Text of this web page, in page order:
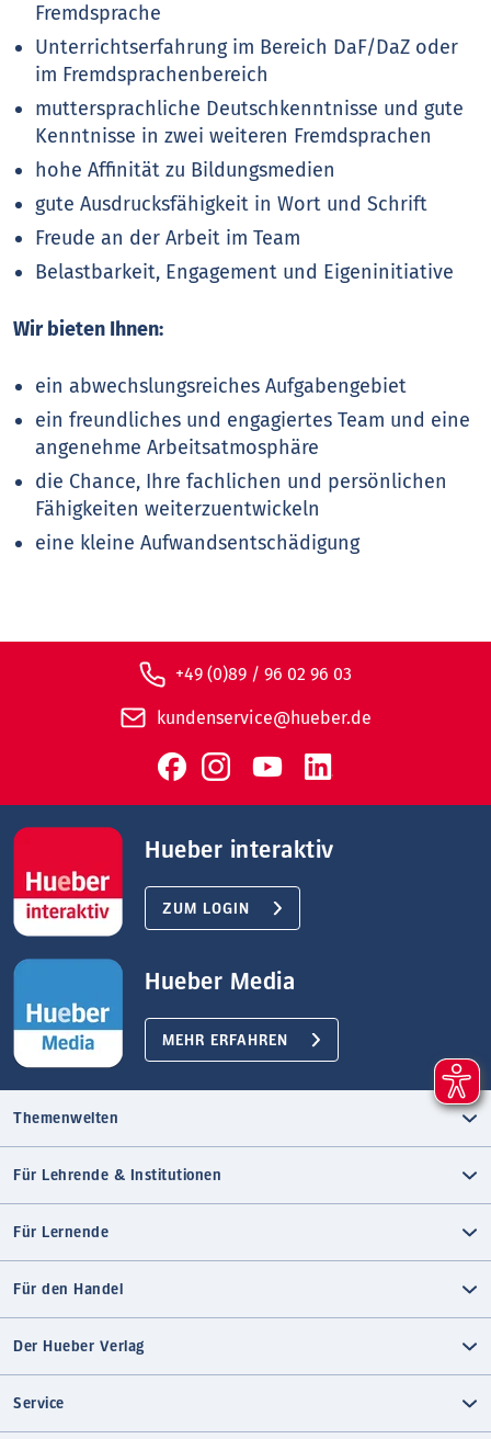
Fremdsprache
Unterrichtserfahrung im Bereich DaF/DaZ oder
im Fremdsprachenbereich
muttersprachliche Deutschkenntnisse und gute
Kenntnisse in zwei weiteren Fremdsprachen
hohe Affinität zu Bildungsmedien
gute Ausdrucksfähigkeit in Wort und Schrift
Freude an der Arbeit im Team
Belastbarkeit, Engagement und Eigeninitiative
Wir bieten Ihnen:
ein abwechslungsreiches Aufgabengebiet
ein freundliches und engagiertes Team und eine
angenehme Arbeitsatmosphäre
die Chance, Ihre fachlichen und persönlichen
Fähigkeiten weiterzuentwickeln
eine kleine Aufwandsentschädigung
+49 (0)89 / 96 02 96 03
kundenservice@hueber.de
Hueber interaktiv
ZUM LOGIN
Hueber Media
MEHR ERFAHREN
Themenwelten
Für Lehrende & Institutionen
Für Lernende
Für den Handel
Der Hueber Verlag
Service